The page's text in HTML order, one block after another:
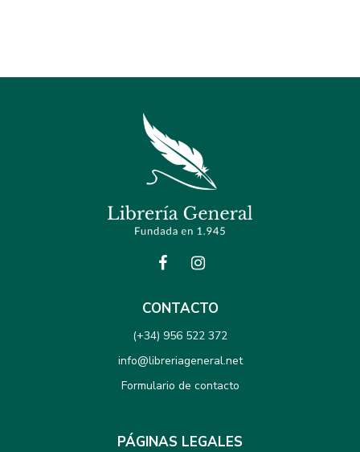
CONTACTO
(+34) 956 522 372
info@libreriageneral.net
Formulario de contacto
PÁGINAS LEGALES